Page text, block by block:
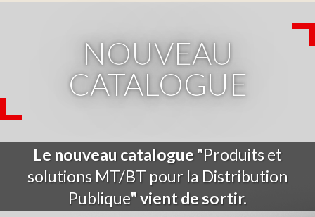
NOUVEAU
CATALOGUE
Le nouveau catalogue "Produits et
solutions MT/BT pour la Distribution
Publique" vient de sortir.